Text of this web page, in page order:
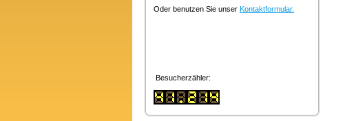
Oder benutzen Sie unser Kontaktformular.
Besucherzähler: